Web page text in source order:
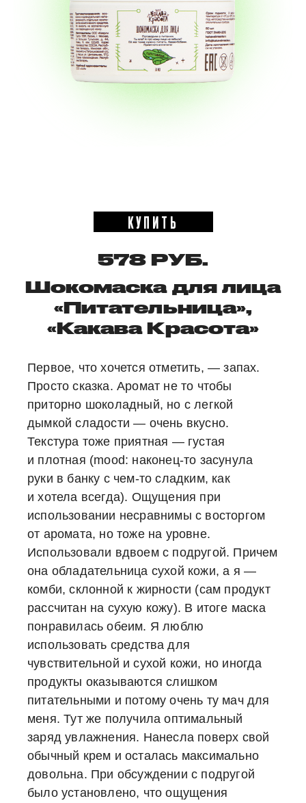
КУПИТЬ
578 РУБ.
Шокомаска для лица
«Питательница»,
«Какава Красота»
Первое, что хочется отметить, — запах.
Просто сказка. Аромат не то чтобы
приторно шоколадный, но с легкой
дымкой сладости — очень вкусно.
Текстура тоже приятная — густая
и плотная (mood: наконец-то засунула
руки в банку с чем-то сладким, как
и хотела всегда). Ощущения при
использовании несравнимы с восторгом
от аромата, но тоже на уровне.
Использовали вдвоем с подругой. Причем
она обладательница сухой кожи, а я —
комби, склонной к жирности (сам продукт
рассчитан на сухую кожу). В итоге маска
понравилась обеим. Я люблю
использовать средства для
чувствительной и сухой кожи, но иногда
продукты оказываются слишком
питательными и потому очень ту мач для
меня. Тут же получила оптимальный
заряд увлажнения. Нанесла поверх свой
обычный крем и осталась максимально
довольна. При обсуждении с подругой
было установлено, что ощущения